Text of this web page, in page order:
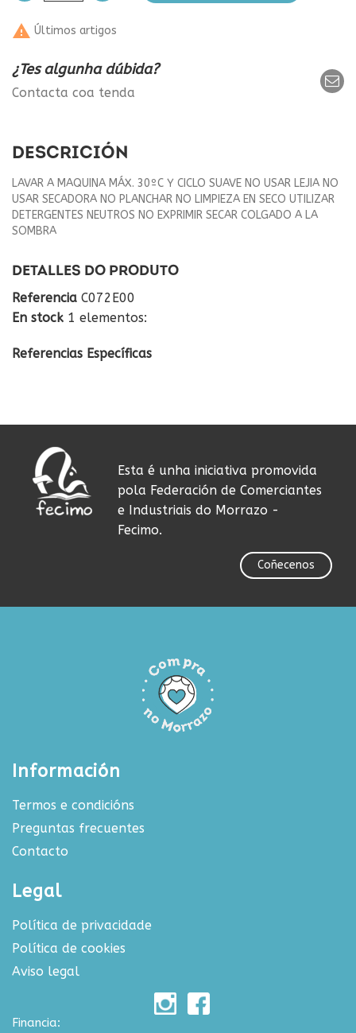
 Últimos artigos
¿Tes algunha dúbida?
Contacta coa tenda
DESCRICIÓN
LAVAR A MAQUINA MÁX. 30ºC Y CICLO SUAVE NO USAR LEJIA NO
USAR SECADORA NO PLANCHAR NO LIMPIEZA EN SECO UTILIZAR
DETERGENTES NEUTROS NO EXPRIMIR SECAR COLGADO A LA
SOMBRA
DETALLES DO PRODUTO
Referencia C072E00
En stock 1 elementos:
Referencias Específicas
Esta é unha iniciativa promovida
pola Federación de Comerciantes
e Industriais do Morrazo -
Fecimo.
Coñecenos
Información
Termos e condicións
Preguntas frecuentes
Contacto
Legal
Política de privacidade
Política de cookies
Aviso legal
Financia: